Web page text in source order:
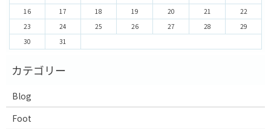
16
17 18 19 20 21
22
23
24 25 26 27 28
29
30
31
Blog
Foot